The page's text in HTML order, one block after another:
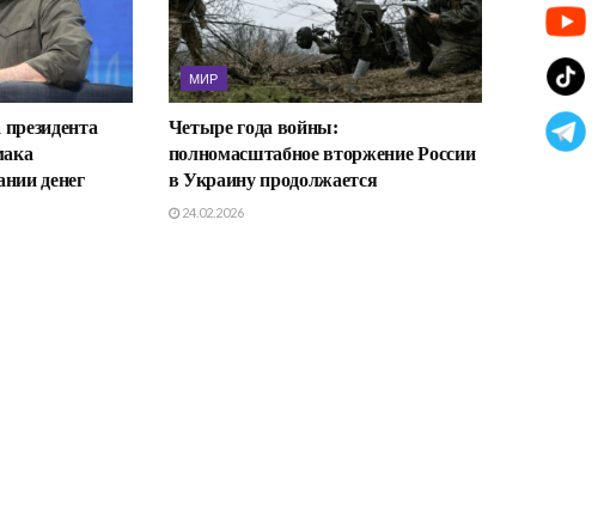
денег
МИР
Четыре года войны:
полномасштабное вторжение России
в Украину продолжается
24.02.2026